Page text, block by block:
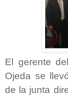
El gerente
Ojeda se
de la junta